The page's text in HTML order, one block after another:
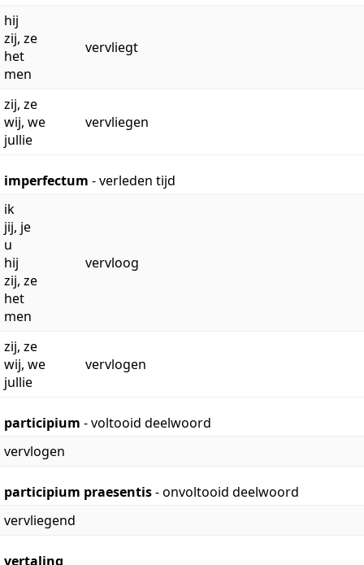
hij
zij, ze
het
men
vervliegt
zij, ze
wij, we
jullie
vervliegen
imperfectum - verleden tijd
ik
jij, je
u
hij
zij, ze
het
men
vervloog
zij, ze
wij, we
jullie
vervlogen
participium - voltooid deelwoord
vervlogen
participium praesentis- onvoltooid deelwoord
vervliegend
vertaling